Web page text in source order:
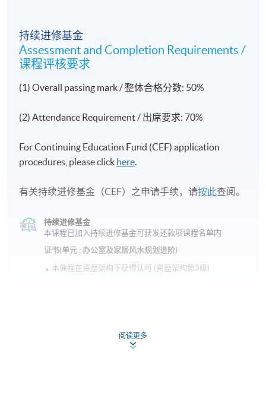
持续进修基金
Assessment and Completion Requirements /
课程评核要求
(1) Overall passing mark / 整体合格分数: 50%
(2) Attendance Requirement / 出席要求: 70%
For Continuing Education Fund (CEF) application
procedures, please click here.
有关持续进修基金（CEF）之申请手续，请按此查阅。
持续进修基金
本课程已加入持续进修基金可获发还款项课程名单内
证书(单元 : 办公室及家居风水规划进阶)
本课程在资歴架构下获得认可 (资歴架构第3级)
阅读更多